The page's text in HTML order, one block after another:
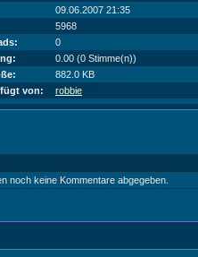
09.06.2007 21:35
5968
0
0.00 (0 Stimme(n))
882.0 KB
von:
robbie
noch keine Kommentare abgegeben.